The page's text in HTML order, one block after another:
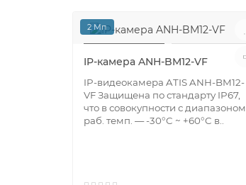
2 Мп
IP-камера ANH-BM12-VF
IP-видеокамера ATIS ANH-BM12-
VF Защищена по стандарту IP67,
что в совокупности с диапазоном
раб. темп. — -30°C ~ +60°C в..